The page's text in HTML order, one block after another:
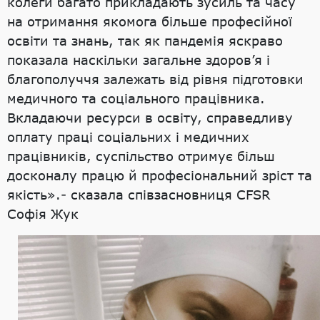
на отримання якомога більше професійної
освіти та знань, так як пандемія яскраво
показала наскільки загальне здоров’я і
благополуччя залежать від рівня підготовки
медичного та соціального працівника.
Вкладаючи ресурси в освіту, справедливу
оплату праці соціальних і медичних
працівників, суспільство отримує більш
досконалу працю й професіональний зріст та
якість».- сказала співзасновниця CFSR
Софія Жук